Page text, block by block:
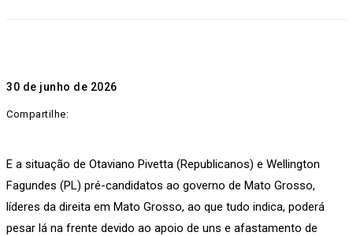
30 de junho de 2026
Compartilhe:
E a situação de Otaviano Pivetta (Republicanos) e Wellington
Fagundes (PL) pré-candidatos ao governo de Mato Grosso,
líderes da direita em Mato Grosso, ao que tudo indica, poderá
pesar lá na frente devido ao apoio de uns e afastamento de